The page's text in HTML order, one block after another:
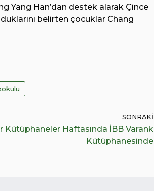
Yang Han’dan destek alarak Çince
belirten çocuklar Chang
SONRAKI
Kütüphaneler Haftasında İBB Varank
Kütüphanesinde